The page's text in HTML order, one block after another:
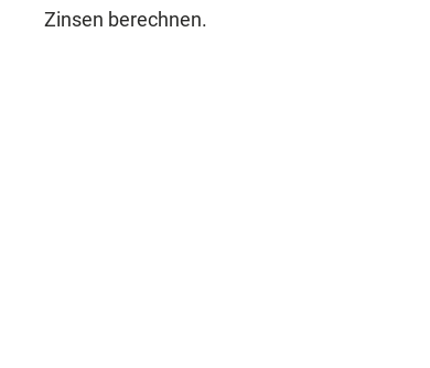
Zinsen berechnen.